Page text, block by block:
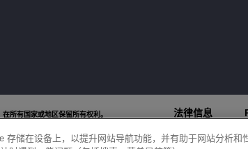
所有国家或地区保留所有权利。 法律信息
COOKIE 设置
存储在设备上，以提升网站导航功能，并有助于网站分析和